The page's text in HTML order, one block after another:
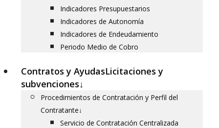
Indicadores Presupuestarios
Indicadores de Autonomía
Indicadores de Endeudamiento
Periodo Medio de Cobro
Contratos y AyudasLicitaciones y
subvenciones↓
Procedimientos de Contratación y Perfil del
Contratante↓
Servicio de Contratación Centralizada